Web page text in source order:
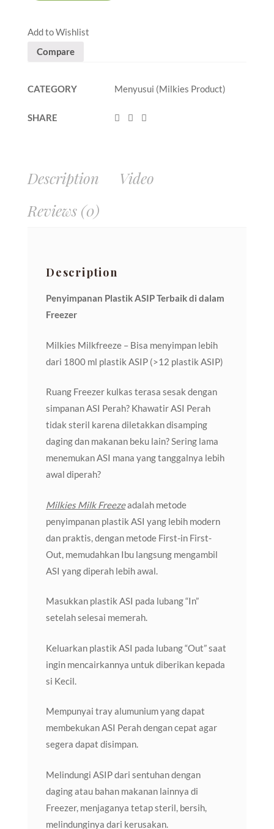
Add to Wishlist
Compare
CATEGORY Menyusui (Milkies Product)
SHARE
Description
Video
Reviews (0)
Description
Penyimpanan Plastik ASIP Terbaik di dalam
Freezer
Milkies Milkfreeze – Bisa menyimpan lebih
dari 1800 ml plastik ASIP (>12 plastik ASIP)
Ruang Freezer kulkas terasa sesak dengan
simpanan ASI Perah? Khawatir ASI Perah
tidak steril karena diletakkan disamping
daging dan makanan beku lain? Sering lama
menemukan ASI mana yang tanggalnya lebih
awal diperah?
Milkies Milk Freezeadalah metode
penyimpanan plastik ASI yang lebih modern
dan praktis, dengan metode First-in First-
Out, memudahkan Ibu langsung mengambil
ASI yang diperah lebih awal.
Masukkan plastik ASI pada lubang “In”
setelah selesai memerah.
Keluarkan plastik ASI pada lubang “Out” saat
ingin mencairkannya untuk diberikan kepada
si Kecil.
Mempunyai tray alumunium yang dapat
membekukan ASI Perah dengan cepat agar
segera dapat disimpan.
Melindungi ASIP dari sentuhan dengan
daging atau bahan makanan lainnya di
Freezer, menjaganya tetap steril, bersih,
melindunginya dari kerusakan.